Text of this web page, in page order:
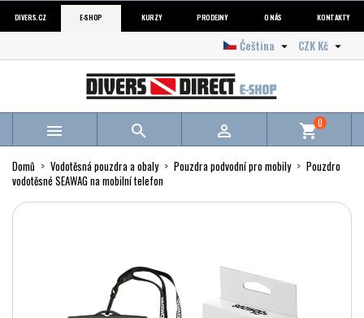
DIVERS.CZ E-SHOP KURZY PRODEJNY O NÁS KONTAKTY
CZK Kč 
Čeština 
   shopping_cart0
Domů Vodotěsná pouzdra a obaly Pouzdra podvodní pro mobily
Pouzdro
vodotěsné SEAWAG na mobilní telefon